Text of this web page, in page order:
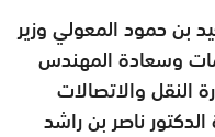
بن حمود المعولي وزير
وسعادة المهندس
النقل والاتصالات
ناصر بن راشد